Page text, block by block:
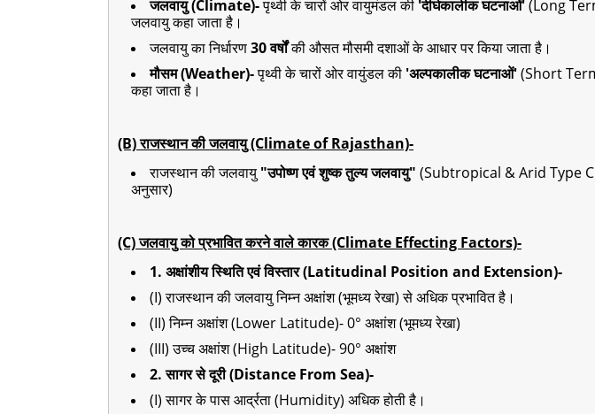
जलवायु (Climate)-पृथ्वी के चारों ओर वायुमंडल की 'दीर्घकालीक घटनाओं'(Long
जलवायु कहा जाता है।
जलवायु का निर्धारण30 वर्षोंकी औसत मौसमी दशाओं के आधार पर किया जाता है।
मौसम (Weather)-पृथ्वी के चारों ओर वायुंडल की 'अल्पकालीक घटनाओं'(Short
कहा जाता है।
(B) राजस्थान की जलवायु (Climate of Rajasthan)-
राजस्थान की जलवायु "उपोष्ण एवं शुष्क तुल्य जलवायु" (Subtropical & Arid Type
अनुसार)
(C) जलवायु को प्रभावित करने वाले कारक (Climate Effecting Factors)-
1. अक्षांशीय स्थिति एवं विस्तार (Latitudinal Position and Extension)-
(I) राजस्थान की जलवायु निम्न अक्षांश (भूमध्य रेखा) से अधिक प्रभावित है।
(II) निम्न अक्षांश (Lower Latitude)- 0° अक्षांश (भूमध्य रेखा)
(III) उच्च अक्षांश (High Latitude)- 90° अक्षांश
2. सागर से दूरी (Distance From Sea)-
(I) सागर के पास आर्द्रता (Humidity) अधिक होती है।